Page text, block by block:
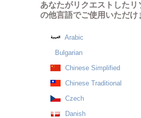
あなたがリクエストしたリ
の他言語でご使用いただけ
Arabic
Bulgarian
Chinese Simplified
Chinese Traditional
Czech
Danish